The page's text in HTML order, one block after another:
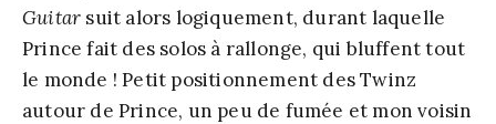
Guitar suit alors logiquement, durant laquelle
Prince fait des solos à rallonge, qui bluffent tout
le monde ! Petit positionnement des Twinz
autour de Prince, un peu de fumée et mon voisin